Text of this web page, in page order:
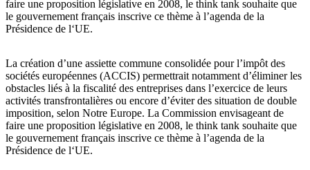
faire une proposition législative en 2008, le think tank souhaite que
le gouvernement français inscrive ce thème à l’agenda de la
Présidence de l‘UE.
La création d’une assiette commune consolidée pour l’impôt des
sociétés européennes (ACCIS) permettrait notamment d’éliminer les
obstacles liés à la fiscalité des entreprises dans l’exercice de leurs
activités transfrontalières ou encore d’éviter des situation de double
imposition, selon Notre Europe. La Commission envisageant de
faire une proposition législative en 2008, le think tank souhaite que
le gouvernement français inscrive ce thème à l’agenda de la
Présidence de l‘UE.